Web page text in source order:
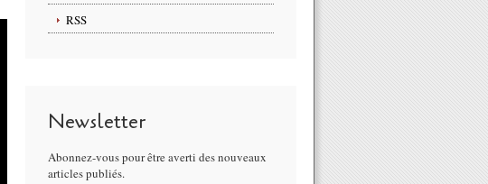
RSS
Newsletter
Abonnez-vous pour être averti des nouveaux
articles publiés.